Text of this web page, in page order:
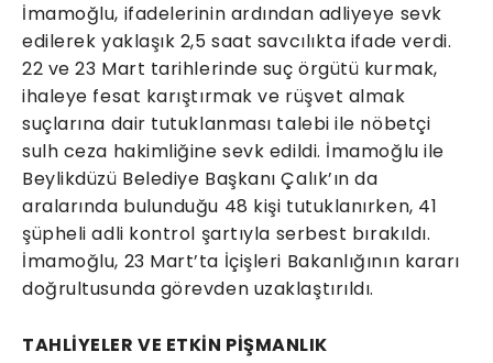
İmamoğlu, ifadelerinin ardından adliyeye sevk
edilerek yaklaşık 2,5 saat savcılıkta ifade verdi.
22 ve 23 Mart tarihlerinde suç örgütü kurmak,
ihaleye fesat karıştırmak ve rüşvet almak
suçlarına dair tutuklanması talebi ile nöbetçi
sulh ceza hakimliğine sevk edildi. İmamoğlu ile
Beylikdüzü Belediye Başkanı Çalık’ın da
aralarında bulunduğu 48 kişi tutuklanırken, 41
şüpheli adli kontrol şartıyla serbest bırakıldı.
İmamoğlu, 23 Mart’ta İçişleri Bakanlığının kararı
doğrultusunda görevden uzaklaştırıldı.
TAHLİYELER VE ETKİN PİŞMANLIK